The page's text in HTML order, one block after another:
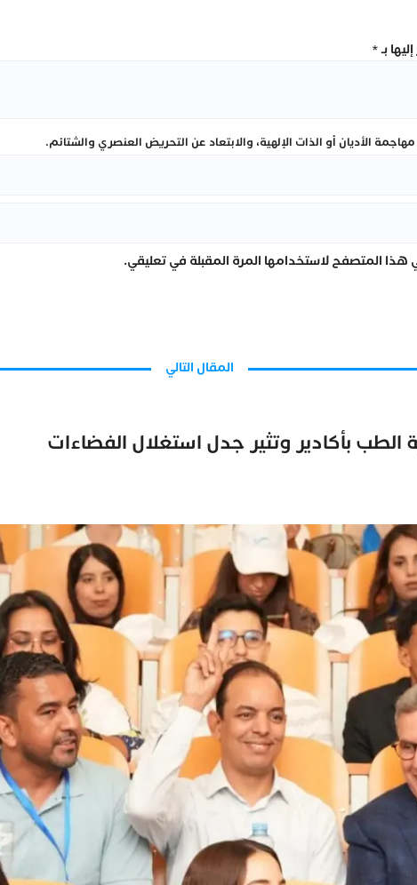
بـ*
الأديان أو الذات الإلهية، والابتعاد عن التحريض العنصري والشتائم.
المتصفح لاستخدامها المرة المقبلة في تعليقي.
المقال التالي
الطب بأكادير وتثير جدل استغلال الفضاءات